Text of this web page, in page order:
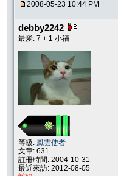
2008-05-23 10:44 PM
debby2242
最愛: 7 + 1 小福
等級: 風雲使者
文章: 631
註冊時間: 2004-10-31
最近來訪: 2012-08-05